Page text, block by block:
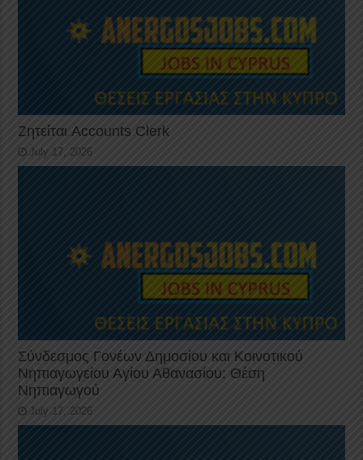
Ζητείται Accounts Clerk
July 17, 2026
Σύνδεσμος Γονέων Δημοσίου και Κοινοτικού
Νηπιαγωγείου Αγίου Αθανασίου: Θέση
Νηπιαγωγού
July 17, 2026